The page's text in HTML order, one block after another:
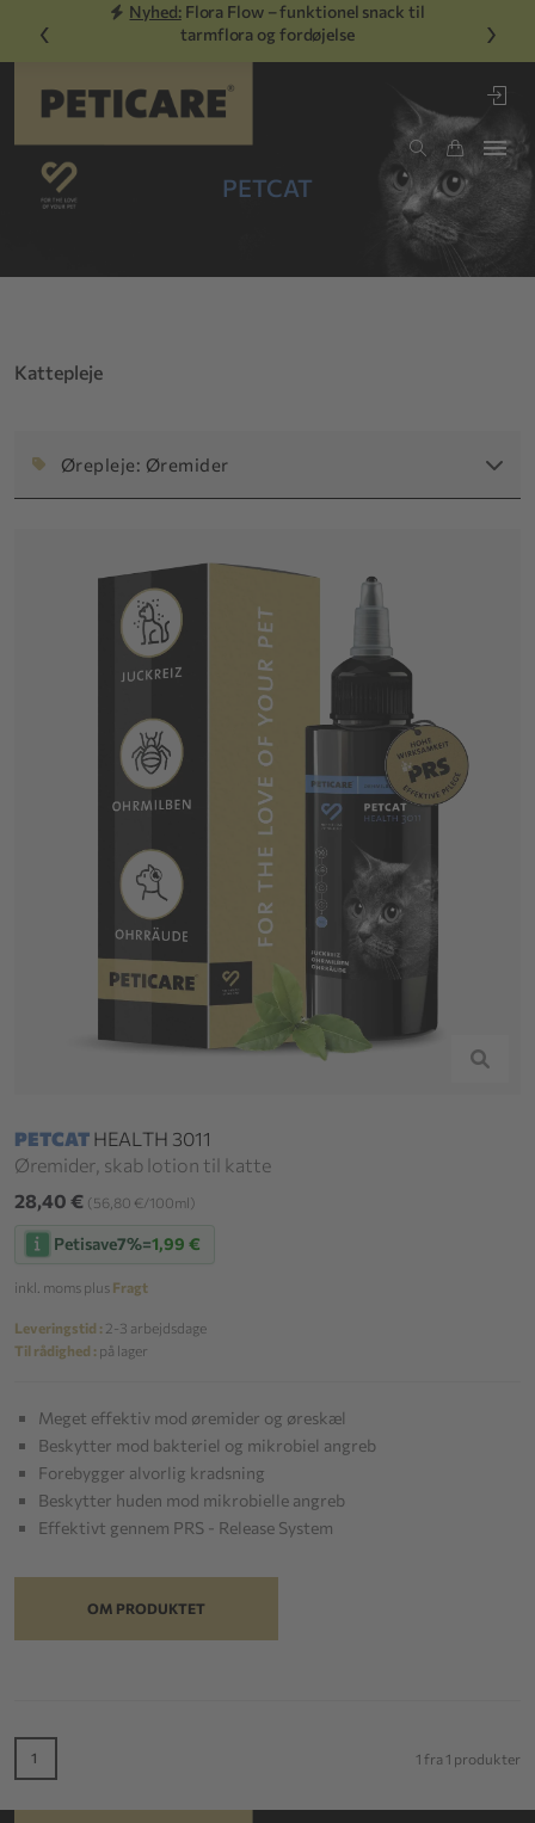
‹
Nyhed:Flora Flow – funktionel snack til
tarmflora og fordøjelse
›
PETCAT
Kattepleje
Ørepleje: Øremider
PETCAT HEALTH 3011
Øremider, skab lotion til katte
28,40 € (56,80 €/100ml)
Petisave7%=1,99 €
inkl. moms plus Fragt
Leveringstid : 2-3 arbejdsdage
Til rådighed : på lager
Meget effektiv mod øremider og øreskæl
Beskytter mod bakteriel og mikrobiel angreb
Forebygger alvorlig kradsning
Beskytter huden mod mikrobielle angreb
Effektivt gennem PRS - Release System
OM PRODUKTET
1 1 fra 1 produkter